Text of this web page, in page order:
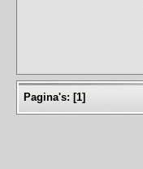
Pagina's: [1]